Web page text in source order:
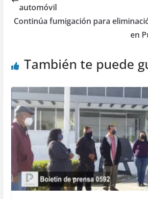
automóvil
Continúa fumigación para
en
También te puede